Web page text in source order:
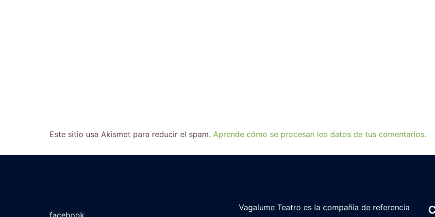
Este sitio usa Akismet para reducir el spam. Aprende cómo se procesan los datos de tus comentarios.
Vagalume Teatro es la compañía de referencia